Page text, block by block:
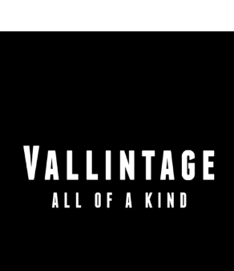
MARKE Vintage MARKE